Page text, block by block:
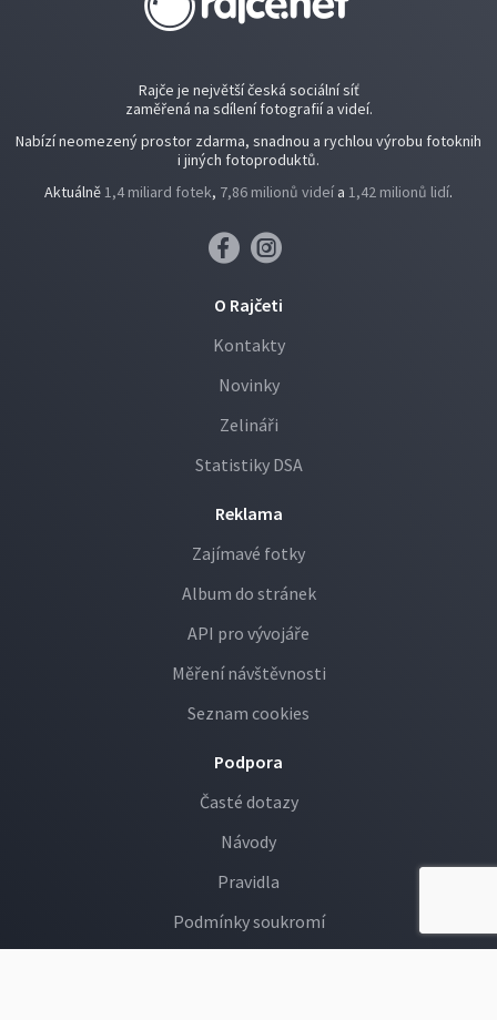
Rajče je největší česká sociální síť
zaměřená na sdílení fotografií a videí.
Nabízí neomezený prostor zdarma, snadnou a rychlou výrobu fotoknih
i jiných fotoproduktů.
Aktuálně1,4 miliard fotek, 7,86 milionů videí a 1,42 milionů lidí.
O Rajčeti
Kontakty
Novinky
Zelináři
Statistiky DSA
Reklama
Zajímavé fotky
Album do stránek
API pro vývojáře
Měření návštěvnosti
Seznam cookies
Podpora
Časté dotazy
Návody
Pravidla
Podmínky soukromí